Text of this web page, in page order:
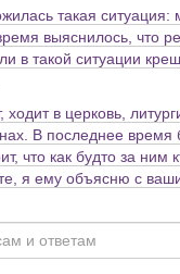
такая ситуация:
выяснилось, что
в такой ситуации
в церковь,
В последнее время
что как будто за ним
я ему объясню с